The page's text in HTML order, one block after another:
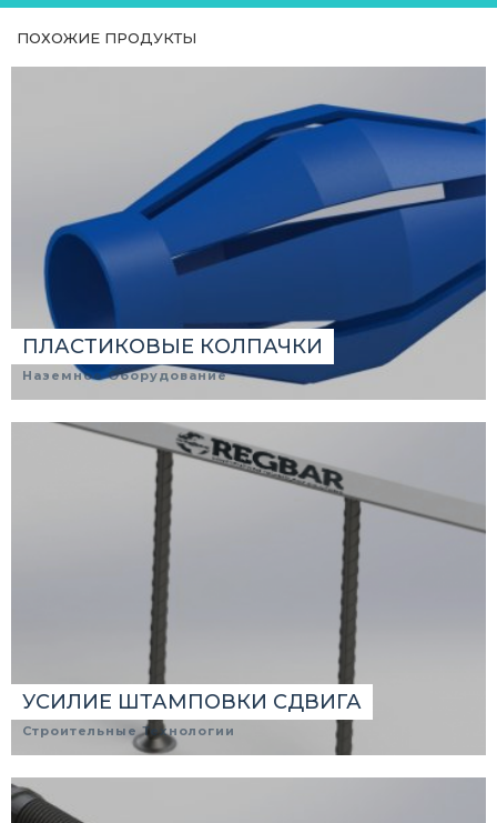
ПОХОЖИЕ ПРОДУКТЫ
ПЛАСТИКОВЫЕ КОЛПАЧКИ
Наземное Оборудование
УСИЛИЕ ШТАМПОВКИ СДВИГА
Строительные Технологии